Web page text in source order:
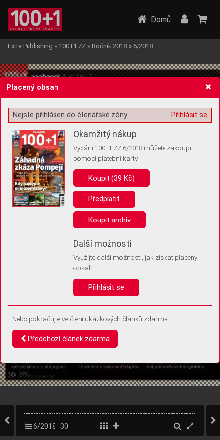
Žádost o souhlas s ukládáním volitelných informací
Pro základní fungování webu nepotřebujeme ukládat žádné informace
(tzv. cookies apod.). Rádi bychom vás ale požádali o souhlas s
uložením volitelných informací:
Anonymní unikátní ID
Díky němu příště poznáme, že se jedná o stejné zařízení, a
Identifikátor je zcela anonymní.
Vaše souhlasy a odmítnutí si ukládáme do vašeho zařízení, abychom se
vás už příště znovu neptali. Můžete je kdykoli později upravit ve Správě
Domů
Extra Publishing » 100+1 ZZ » Ročník 2018 » 6/2018
6/2018 30
Placený obsah
Přihlásit se
Nejste přihlášen do čtenářské zóny
Okamžitý nákup
Vydání 100+1 ZZ 6/2018 můžete zakoupit
pomocí platební karty
Koupit (39 Kč)
Předplatit
Koupit archiv
Další možnosti
Využijte další možnosti, jak získat placený
obsah
Přihlásit se
Nebo pokračujte ve čtení ukázkových článků zdarma
Předchozí článek zdarma